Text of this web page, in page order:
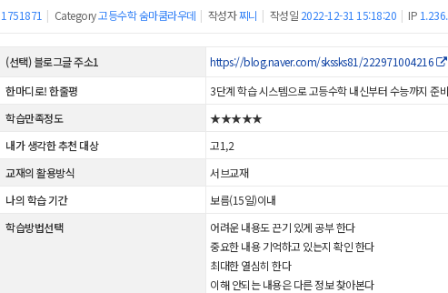
1751871 | Category고등수학 숨마쿰라우데 | 작성자찌니 | 작성일 2022-12-31 15:18:20 | IP
(선택) 블로그글 주소1
https://blog.naver.com/skssks81/222971004216
한마디로! 한줄평
3단계 학습 시스템으로 고등수학 내신부터 수능까지 준
학습만족정도
★★★★★
내가 생각한 추천 대상
고1,2
교재의 활용방식
서브교재
나의 학습 기간
보름(15일)이내
학습방법선택
어려운 내용도 끈기 있게 공부 한다
중요한 내용 기억하고 있는지 확인 한다
최대한 열심히 한다
이해 안되는 내용은 다른 정보 찾아본다